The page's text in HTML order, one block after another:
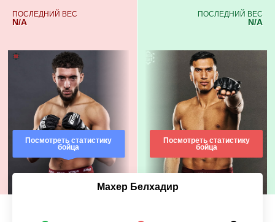
ПОСЛЕДНИЙ ВЕС
N/A
Посмотреть статистику
бойца
ПОСЛЕДНИЙ ВЕС
N/A
Посмотреть статистику
бойца
Махер Белхадир